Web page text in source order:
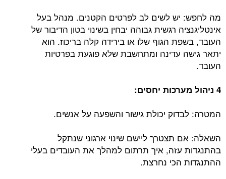
מה לחפש: יש לשים לב לפרטים הקטנים. מנהל בעל
אינטליגנציה רגשית גבוהה יבחין בשינוי בטון הדיבור של
העובד, בשפת הגוף שלו או בירידה קלה בריכוז. הוא
יתאר גישה עדינה ומתחשבת שלא פוגעת בפרטיות
העובד.
4 ניהול מערכות יחסים:
המטרה: לבדוק יכולת גישור והשפעה על אנשים.
השאלה: אם תצטרך ליישם שינוי ארגוני שנתקל
בהתנגדות עזה, איך תרתום למהלך את העובדים בעלי
ההתנגדות הכי נחרצת.